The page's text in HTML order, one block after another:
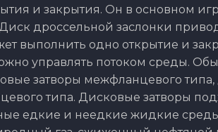
и закрытия. Он в основном
дроссельной заслонки
выполнить одно открытие и
управлять потоком среды.
затворы межфланцевого
типа. Дисковые затворы
едкие и неедкие жидкие